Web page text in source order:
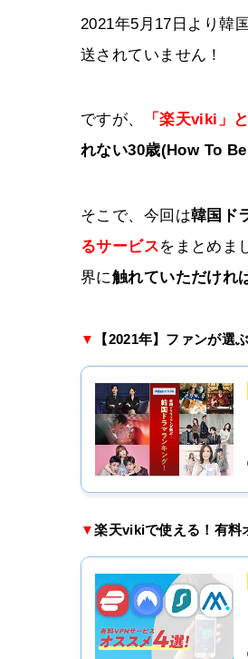
2021年5月17日より韓
送されていません！
ですが、 「楽天viki」
れない30歳(How To
そこで、今回は韓国ド
るサービスをまとめま
界に触れていただけれ
▼ 【2021年】ファンが選
▼楽天vikiで使える！有料